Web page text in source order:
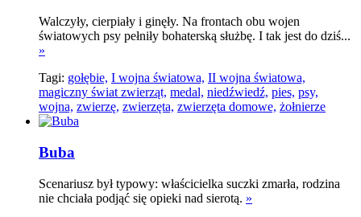
Walczyły, cierpiały i ginęły. Na frontach obu wojen
światowych psy pełniły bohaterską służbę. I tak jest do dziś...
»
Tagi: gołębie, I wojna światowa, II wojna światowa,
magiczny świat zwierząt, medal, niedźwiedź, pies, psy,
wojna, zwierzę, zwierzęta, zwierzęta domowe, żołnierze
Buba
Scenariusz był typowy: właścicielka suczki zmarła, rodzina
nie chciała podjąć się opieki nad sierotą. »